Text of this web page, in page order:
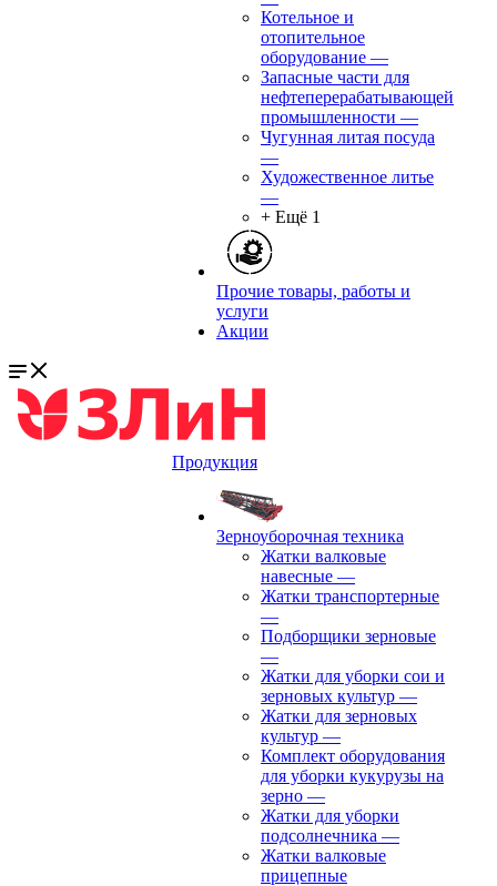
Котельное и
отопительное
оборудование —
Запасные части для
нефтеперерабатывающей
промышленности —
Чугунная литая посуда
—
Художественное литье
—
+ Ещё 1
Прочие товары, работы и
услуги
Акции
Продукция
Зерноуборочная техника
Жатки валковые
навесные —
Жатки транспортерные
—
Подборщики зерновые
—
Жатки для уборки сои и
зерновых культур —
Жатки для зерновых
культур —
Комплект оборудования
для уборки кукурузы на
зерно —
Жатки для уборки
подсолнечника —
Жатки валковые
прицепные